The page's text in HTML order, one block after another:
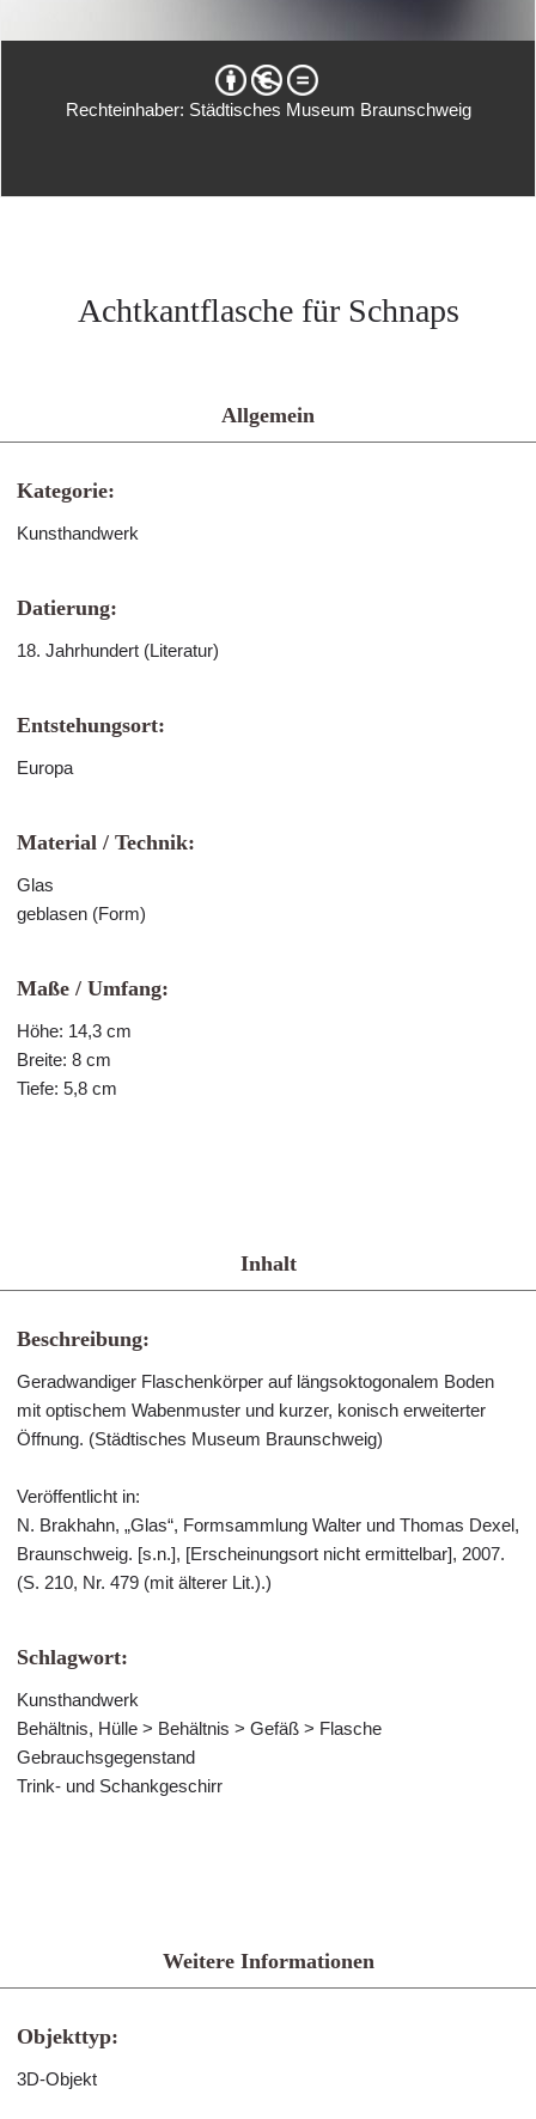
Rechteinhaber: Städtisches Museum Braunschweig
Achtkantflasche für Schnaps
Allgemein
Kategorie:
Kunsthandwerk
Datierung:
18. Jahrhundert (Literatur)
Entstehungsort:
Europa
Material / Technik:
Glas
geblasen (Form)
Maße / Umfang:
Höhe: 14,3 cm
Breite: 8 cm
Tiefe: 5,8 cm
Inhalt
Beschreibung:
Geradwandiger Flaschenkörper auf längsoktogonalem Boden
mit optischem Wabenmuster und kurzer, konisch erweiterter
Öffnung. (Städtisches Museum Braunschweig)
Veröffentlicht in:
N. Brakhahn, „Glas“, Formsammlung Walter und Thomas Dexel,
Braunschweig. [s.n.], [Erscheinungsort nicht ermittelbar], 2007.
(S. 210, Nr. 479 (mit älterer Lit.).)
Schlagwort:
Kunsthandwerk
Behältnis, Hülle > Behältnis > Gefäß > Flasche
Gebrauchsgegenstand
Trink- und Schankgeschirr
Weitere Informationen
Objekttyp:
3D-Objekt